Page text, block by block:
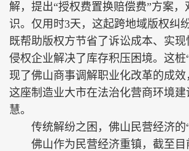
解，提出“授权费置换赔偿费”方案
识。仅用时3天，这起跨地域版权纠
既帮助版权方节省了诉讼成本、实
侵权企业解决了库存积压困境。这桩
现了佛山商事调解职业化改革的成效
这座制造业大市在法治化营商环境建
慧。
传统解纷之困，佛山民营经济的
佛山作为民营经济重镇，截至目